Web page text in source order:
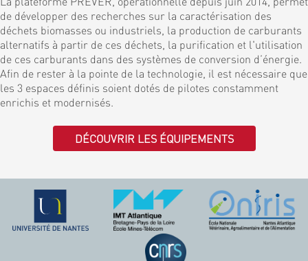
de développer des recherches sur la caractérisation des
déchets biomasses ou industriels, la production de carburants
alternatifs à partir de ces déchets, la purification et l'utilisation
de ces carburants dans des systèmes de conversion d’énergie.
Afin de rester à la pointe de la technologie, il est nécessaire que
les 3 espaces définis soient dotés de pilotes constamment
enrichis et modernisés.
DÉCOUVRIR LES ÉQUIPEMENTS